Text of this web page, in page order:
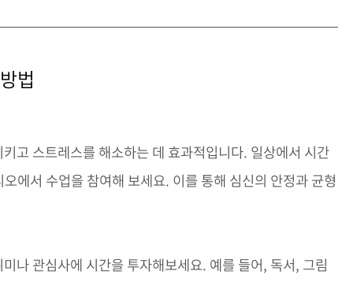
법
고 스트레스를 해소하는 데 효과적입니다. 일상에서 시간
에서 수업을 참여해 보세요. 이를 통해 심신의 안정과 균형
나 관심사에 시간을 투자해보세요. 예를 들어, 독서, 그림